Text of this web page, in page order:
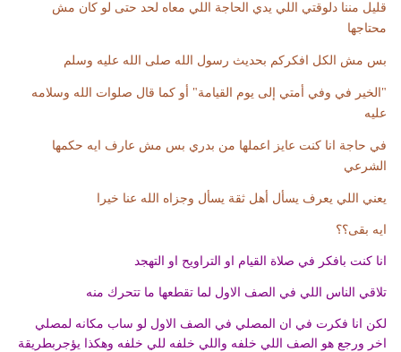
قليل مننا دلوقتي اللي يدي الحاجة اللي معاه لحد حتى لو كان مش
محتاجها
بس مش الكل افكركم بحديث رسول الله صلى الله عليه وسلم
"الخير في وفي أمتي إلى يوم القيامة" أو كما قال صلوات الله وسلامه
عليه
في حاجة انا كنت عايز اعملها من بدري بس مش عارف ايه حكمها
الشرعي
يعني اللي يعرف يسأل أهل ثقة يسأل وجزاه الله عنا خيرا
ايه بقى؟؟
انا كنت بافكر في صلاة القيام او التراويح او التهجد
تلاقي الناس اللي في الصف الاول لما تقطعها ما تتحرك منه
لكن انا فكرت في ان المصلي في الصف الاول لو ساب مكانه لمصلي
اخر ورجع هو الصف اللي خلفه واللي خلفه للي خلفه وهكذا يؤجربطريقة